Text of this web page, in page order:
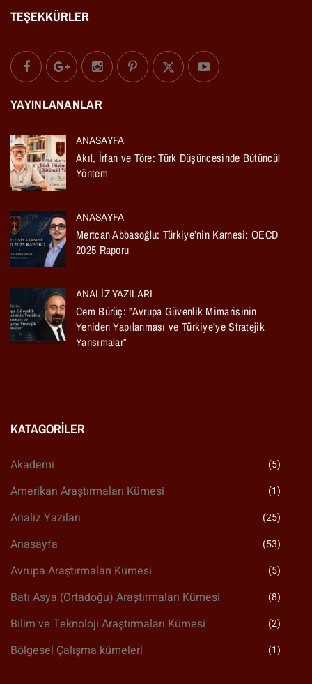
TEŞEKKÜRLER
YAYINLANANLAR
ANASAYFA
Akıl, İrfan ve Töre: Türk Düşüncesinde Bütüncül
Yöntem
ANASAYFA
Mertcan Abbasoğlu: Türkiye’nin Karnesi: OECD
2025 Raporu
ANALIZ YAZILARI
Cem Bürüç: ”Avrupa Güvenlik Mimarisinin
Yeniden Yapılanması ve Türkiye’ye Stratejik
Yansımalar”
KATAGORILER
Akademi (5)
Amerikan Araştırmaları Kümesi (1)
Analiz Yazıları (25)
Anasayfa (53)
Avrupa Araştırmaları Kümesi (5)
Batı Asya (Ortadoğu) Araştırmaları Kümesi (8)
Bilim ve Teknoloji Araştırmaları Kümesi (2)
Bölgesel Çalışma kümeleri (1)